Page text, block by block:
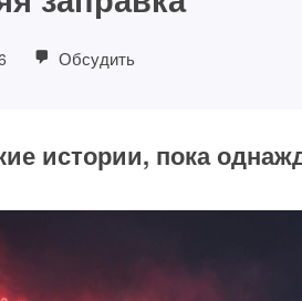
Обсудить
истории, пока